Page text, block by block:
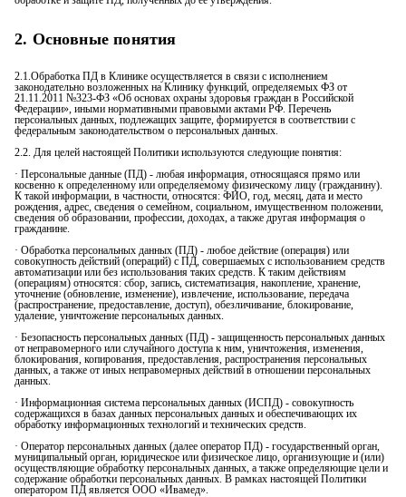
2. Основные понятия
2.1.Обработка ПД в Клинике осуществляется в связи с исполнением
законодательно возложенных на Клинику функций, определяемых ФЗ от
21.11.2011 №323-ФЗ «Об основах охраны здоровья граждан в Российской
Федерации», иными нормативными правовыми актами РФ. Перечень
персональных данных, подлежащих защите, формируется в соответствии с
федеральным законодательством о персональных данных.
2.2. Для целей настоящей Политики используются следующие понятия:
· Персональные данные (ПД) - любая информация, относящаяся прямо или
косвенно к определенному или определяемому физическому лицу (гражданину).
К такой информации, в частности, относятся: ФИО, год, месяц, дата и место
рождения, адрес, сведения о семейном, социальном, имущественном положении,
сведения об образовании, профессии, доходах, а также другая информация о
гражданине.
· Обработка персональных данных (ПД) - любое действие (операция) или
совокупность действий (операций) с ПД, совершаемых с использованием средств
автоматизации или без использования таких средств. К таким действиям
(операциям) относятся: сбор, запись, систематизация, накопление, хранение,
уточнение (обновление, изменение), извлечение, использование, передача
(распространение, предоставление, доступ), обезличивание, блокирование,
удаление, уничтожение персональных данных.
· Безопасность персональных данных (ПД) - защищенность персональных данных
от неправомерного или случайного доступа к ним, уничтожения, изменения,
блокирования, копирования, предоставления, распространения персональных
данных, а также от иных неправомерных действий в отношении персональных
данных.
· Информационная система персональных данных (ИСПД) - совокупность
содержащихся в базах данных персональных данных и обеспечивающих их
обработку информационных технологий и технических средств.
· Оператор персональных данных (далее оператор ПД) - государственный орган,
муниципальный орган, юридическое или физическое лицо, организующие и (или)
осуществляющие обработку персональных данных, а также определяющие цели и
содержание обработки персональных данных. В рамках настоящей Политики
оператором ПД является ООО «Ивамед».